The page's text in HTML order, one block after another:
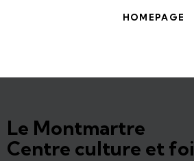
HOMEPAGE
Le Montmartre
Centre culture et foi